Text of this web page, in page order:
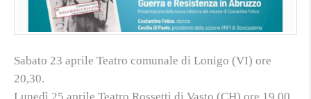
Sabato 23 aprile Teatro comunale di Lonigo (VI) ore
20,30.